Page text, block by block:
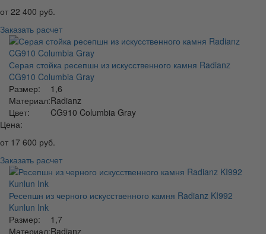
от 22 400 руб.
Заказать расчет
Серая стойка ресепшн из искусственного камня Radianz
CG910 Columbia Gray
Размер:
1,6
Материал:Radianz
Цвет:
CG910 Columbia Gray
Цена:
от 17 600 руб.
Заказать расчет
Ресепшн из черного искусственного камня Radianz KI992
Kunlun Ink
Размер:
1,7
Материал:Radianz